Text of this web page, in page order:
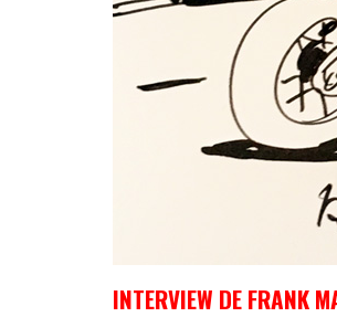
INTERVIEW DE FRANK